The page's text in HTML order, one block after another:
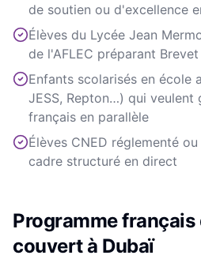
de soutien ou d'excellence
Élèves du Lycée Jean
de l'AFLEC préparant
Enfants scolarisés en école
JESS, Repton…) qui veulent
français en parallèle
Élèves CNED réglementé
cadre structuré en direct
Programme
couvert à Dubaï